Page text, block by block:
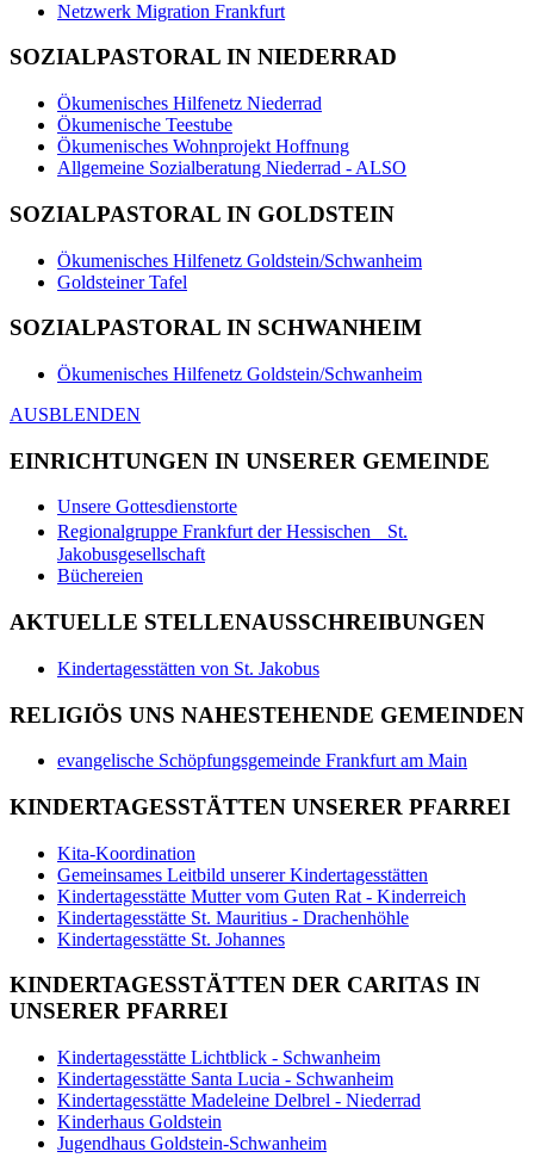
Netzwerk Migration Frankfurt
SOZIALPASTORAL IN NIEDERRAD
Ökumenisches Hilfenetz Niederrad
Ökumenische Teestube
Ökumenisches Wohnprojekt Hoffnung
Allgemeine Sozialberatung Niederrad - ALSO
SOZIALPASTORAL IN GOLDSTEIN
Ökumenisches Hilfenetz Goldstein/Schwanheim
Goldsteiner Tafel
SOZIALPASTORAL IN SCHWANHEIM
Ökumenisches Hilfenetz Goldstein/Schwanheim
AUSBLENDEN
EINRICHTUNGEN IN UNSERER GEMEINDE
Unsere Gottesdienstorte
Regionalgruppe Frankfurt der Hessischen St.
Jakobusgesellschaft
Büchereien
AKTUELLE STELLENAUSSCHREIBUNGEN
Kindertagesstätten von St. Jakobus
RELIGIÖS UNS NAHESTEHENDE GEMEINDEN
evangelische Schöpfungsgemeinde Frankfurt am Main
KINDERTAGESSTÄTTEN UNSERER PFARREI
Kita-Koordination
Gemeinsames Leitbild unserer Kindertagesstätten
Kindertagesstätte Mutter vom Guten Rat - Kinderreich
Kindertagesstätte St. Mauritius - Drachenhöhle
Kindertagesstätte St. Johannes
KINDERTAGESSTÄTTEN DER CARITAS IN
UNSERER PFARREI
Kindertagesstätte Lichtblick - Schwanheim
Kindertagesstätte Santa Lucia - Schwanheim
Kindertagesstätte Madeleine Delbrel - Niederrad
Kinderhaus Goldstein
Jugendhaus Goldstein-Schwanheim